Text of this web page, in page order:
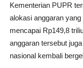
Kementerian PUPR
alokasi anggaran
mencapai Rp149,8
anggaran tersebut
nasional kembali